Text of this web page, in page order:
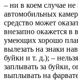
– ни в коем случае
автомобильных
средство может
внезапно окажется в
умеющих хорошо
вылезать на знаки
буйки и т. д.); –
заплывать за буйки,
выплывать на